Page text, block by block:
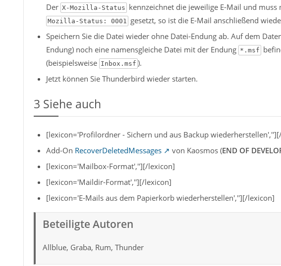
Der X-Mozilla-Status kennzeichnet die jeweilige E-Mail und
Mozilla-Status: 0001 gesetzt, so ist die E-Mail anschließend
Speichern Sie die Datei wieder ohne Datei-Endung ab. Auf dem
Endung) noch eine namensgleiche Datei mit der Endung *.msf
(beispielsweise Inbox.msf ).
Jetzt können Sie Thunderbird wieder starten.
3 Siehe auch
[lexicon='Profilordner - Sichern und aus Backup
Add-On RecoverDeletedMessages von Kaosmos (END OF
[lexicon='Mailbox-Format',''][/lexicon]
[lexicon='Maildir-Format',''][/lexicon]
[lexicon='E-Mails aus dem Papierkorb wiederherstellen',''][/lexicon]
Beteiligte Autoren
Allblue, Graba, Rum, Thunder